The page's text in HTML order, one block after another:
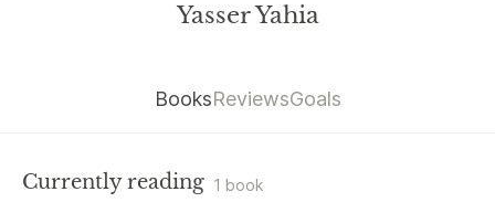
Yasser Yahia
BooksReviewsGoals
Currently reading 1 book